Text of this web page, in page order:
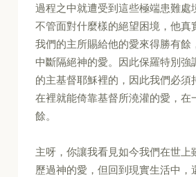
過程之中就遭受到這些極端患難處
不管面對什麼樣的絕望困境，他真
我們的主所賜給他的愛來得勝有餘
中斷隔絕神的愛。因此保羅特別強
的主基督耶穌裡的，因此我們必須
在裡就能倚靠基督所澆灌的愛，在
餘。
主呀，你讓我看見如今我們在世上
歷過神的愛，但回到現實生活中，